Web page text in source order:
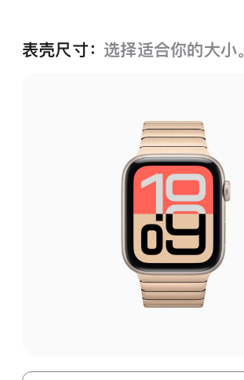
表壳尺寸： 选择适合你的大小。